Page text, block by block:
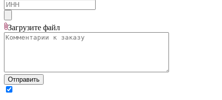
Загрузите файл
Отправить